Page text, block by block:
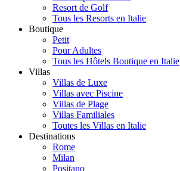
Resort de Golf
Tous les Resorts en Italie
Boutique
Petit
Pour Adultes
Tous les Hôtels Boutique en Italie
Villas
Villas de Luxe
Villas avec Piscine
Villas de Plage
Villas Familiales
Toutes les Villas en Italie
Destinations
Rome
Milan
Positano